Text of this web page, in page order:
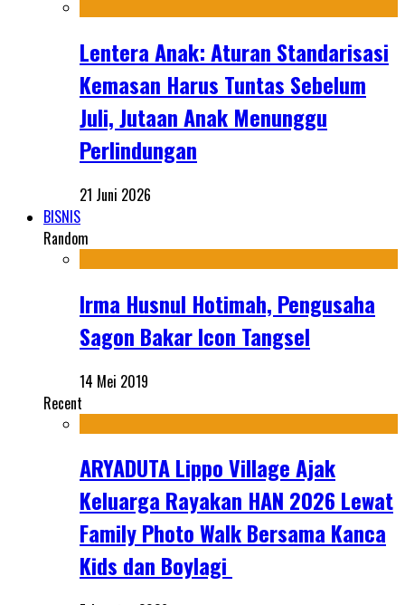
Lentera Anak: Aturan Standarisasi
Kemasan Harus Tuntas Sebelum
Juli, Jutaan Anak Menunggu
Perlindungan
21 Juni 2026
BISNIS
Random
Irma Husnul Hotimah, Pengusaha
Sagon Bakar Icon Tangsel
14 Mei 2019
Recent
ARYADUTA Lippo Village Ajak
Keluarga Rayakan HAN 2026 Lewat
Family Photo Walk Bersama Kanca
Kids dan Boylagi